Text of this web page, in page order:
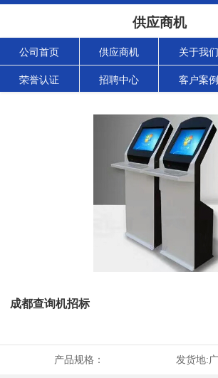
供应商机
公司首页 供应商机 关于我们
荣誉认证 招聘中心 客户案例
成都查询机招标
产品规格： 发货地: